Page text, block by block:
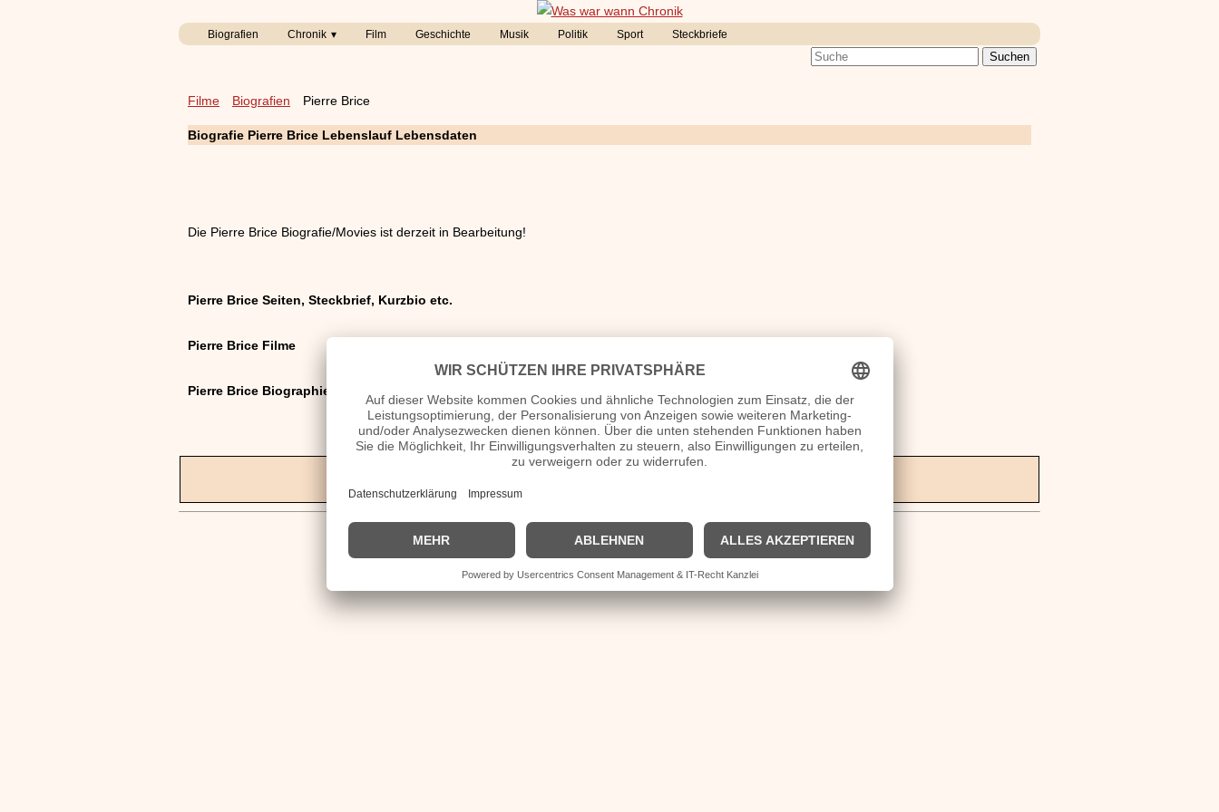
Biografien Chronik Film Geschichte Musik Politik Sport Steckbriefe
Filme Biografien Pierre Brice
Biografie Pierre Brice Lebenslauf Lebensdaten
Die Pierre Brice Biografie/Movies ist derzeit in Bearbeitung!
Pierre Brice Seiten, Steckbrief, Kurzbio etc.
Pierre Brice Filme
Pierre Brice Biographie
| © 2013–2026 was-war-wann.de. Alle Rechte vorbehalten. |
|Impressum